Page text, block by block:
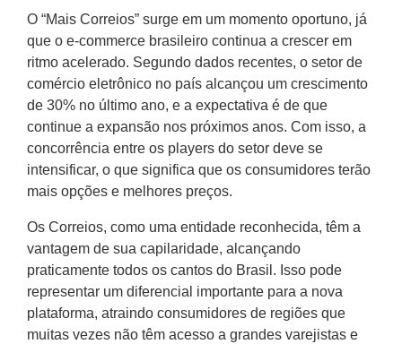
O “Mais Correios” surge em um momento oportuno, já
que o e-commerce brasileiro continua a crescer em
ritmo acelerado. Segundo dados recentes, o setor de
comércio eletrônico no país alcançou um crescimento
de 30% no último ano, e a expectativa é de que
continue a expansão nos próximos anos. Com isso, a
concorrência entre os players do setor deve se
intensificar, o que significa que os consumidores terão
mais opções e melhores preços.
Os Correios, como uma entidade reconhecida, têm a
vantagem de sua capilaridade, alcançando
praticamente todos os cantos do Brasil. Isso pode
representar um diferencial importante para a nova
plataforma, atraindo consumidores de regiões que
muitas vezes não têm acesso a grandes varejistas e